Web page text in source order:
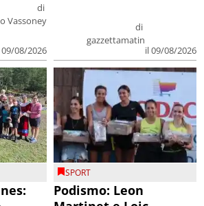
di
Vassoney
09/08/2026
di
gazzettamatin
il 09/08/2026
SPORT
Podismo: Leon